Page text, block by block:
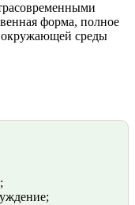
форма, полное
окружающей среды